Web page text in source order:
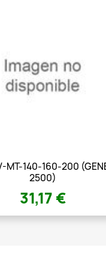
MT-140-160-200
2500)
31,17 €